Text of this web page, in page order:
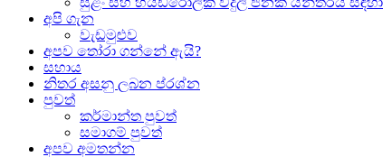
අපි ගැන
වැඩමුළුව
අපව තෝරා ගන්නේ ඇයි?
සහාය
නිතර අසනු ලබන ප්රශ්න
පුවත්
කර්මාන්ත පුවත්
සමාගම් පුවත්
අපව අමතන්න